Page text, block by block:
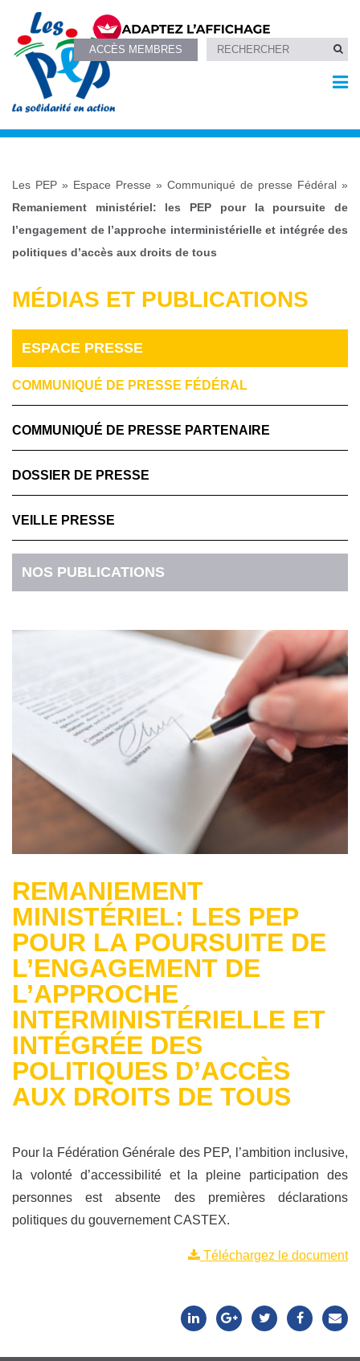
ACCÈS MEMBRES
Les PEP » Espace Presse » Communiqué de presse Fédéral »
Remaniement ministériel: les PEP pour la poursuite de
l’engagement de l’approche interministérielle et intégrée des
politiques d’accès aux droits de tous
MÉDIAS ET PUBLICATIONS
ESPACE PRESSE
COMMUNIQUÉ DE PRESSE FÉDÉRAL
COMMUNIQUÉ DE PRESSE PARTENAIRE
DOSSIER DE PRESSE
VEILLE PRESSE
NOS PUBLICATIONS
REMANIEMENT
MINISTÉRIEL: LES PEP
POUR LA POURSUITE DE
L’ENGAGEMENT DE
L’APPROCHE
INTERMINISTÉRIELLE ET
INTÉGRÉE DES
POLITIQUES D’ACCÈS
AUX DROITS DE TOUS
Pour la Fédération Générale des PEP, l’ambition inclusive,
la volonté d’accessibilité et la pleine participation des
personnes est absente des premières déclarations
politiques du gouvernement CASTEX.
Téléchargez le document